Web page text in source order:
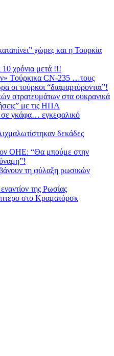
χώρες και η Τουρκία
10 χρόνια μετά !!!
Tούρκικα CN-235 …τους
οι τούρκοι “διαμαρτύρονται”!
στρατευμάτων στα ουκρανικά
με τις ΗΠΑ
γκάφα… εγκεφαλικό
δεκάδες
ΟΗΕ: “Θα μπούμε στην
τη φύλαξη ρωσικών
της Ρωσίας
στο Κραματόρσκ